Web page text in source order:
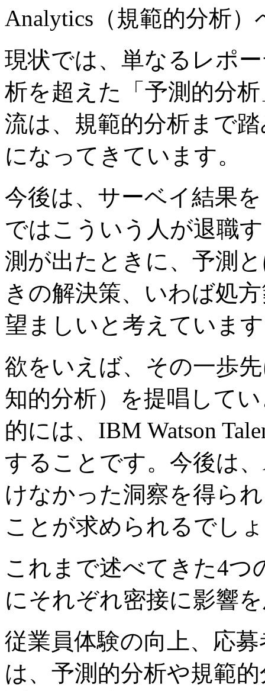
Analytics（規範的分析
現状では、単なるレポ
析を超えた「予測的分
流は、規範的分析まで
になってきています。
今後は、サーベイ結果
ではこういう人が退職
測が出たときに、予測
きの解決策、いわば処
望ましいと考えていま
欲をいえば、その一歩
知的分析）を提唱して
的には、IBM Watson
することです。今後は
けなかった洞察を得ら
ことが求められるでし
これまで述べてきた4つ
にそれぞれ密接に影響
従業員体験の向上、応
は、予測的分析や規範